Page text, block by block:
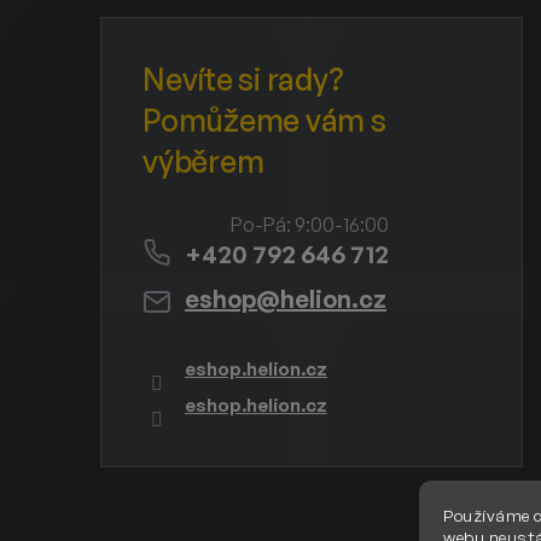
Používáme
webu
eshop@helion.cz
+420 792 646 712
eshop.helion.cz
eshop.helion.cz